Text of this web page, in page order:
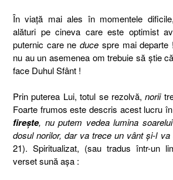
În viaţă mai ales în momentele
alături pe cineva care este optimist
puternic care neduce spre mai
nu au un asemenea om trebuie să ştie
face Duhul Sfânt !
Prin puterea Lui, totul se rezolvă,norii
Foarte frumos este descris acest lucru
fireşte, nu putem vedea lumina
dosul norilor, dar va trece un vânt şi-l va
21). Spiritualizat, (sau tradus într-un
verset sună aşa :